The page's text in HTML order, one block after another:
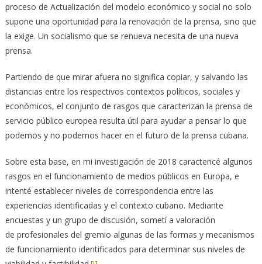
proceso de Actualización del modelo económico y social no solo
supone una oportunidad para la renovación de la prensa, sino que
la exige. Un socialismo que se renueva necesita de una nueva
prensa.
Partiendo de que mirar afuera no significa copiar, y salvando las
distancias entre los respectivos contextos políticos, sociales y
económicos, el conjunto de rasgos que caracterizan la prensa de
servicio público europea resulta útil para ayudar a pensar lo que
podemos y no podemos hacer en el futuro de la prensa cubana.
Sobre esta base, en mi investigación de 2018 caractericé algunos
rasgos en el funcionamiento de medios públicos en Europa, e
intenté establecer niveles de correspondencia entre las
experiencias identificadas y el contexto cubano. Mediante
encuestas y un grupo de discusión, sometí a valoración
de profesionales del gremio algunas de las formas y mecanismos
de funcionamiento identificados para determinar sus niveles de